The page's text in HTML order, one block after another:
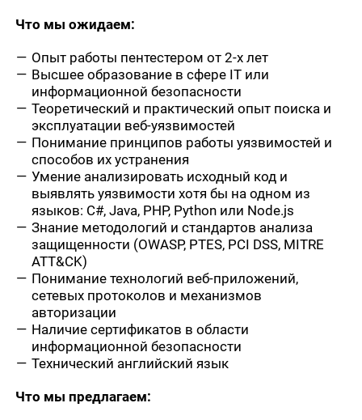
Что мы ожидаем:
Опыт работы пентестером от 2-х лет
Высшее образование в сфере IT или
информационной безопасности
Теоретический и практический опыт поиска и
эксплуатации веб-уязвимостей
Понимание принципов работы уязвимостей и
способов их устранения
Умение анализировать исходный код и
выявлять уязвимости хотя бы на одном из
языков: C#, Java, PHP, Python или Node.js
Знание методологий и стандартов анализа
защищенности (OWASP, PTES, PCI DSS, MITRE
ATT&CK)
Понимание технологий веб-приложений,
сетевых протоколов и механизмов
авторизации
Наличие сертификатов в области
информационной безопасности
Технический английский язык
Что мы предлагаем: